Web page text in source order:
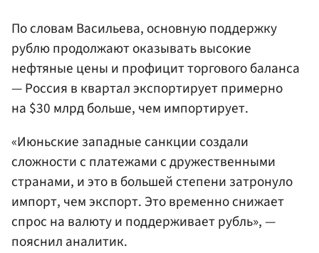
По словам Васильева, основную поддержку
рублю продолжают оказывать высокие
нефтяные цены и профицит торгового баланса
— Россия в квартал экспортирует примерно
на $30 млрд больше, чем импортирует.
«Июньские западные санкции создали
сложности с платежами с дружественными
странами, и это в большей степени затронуло
импорт, чем экспорт. Это временно снижает
спрос на валюту и поддерживает рубль», —
пояснил аналитик.